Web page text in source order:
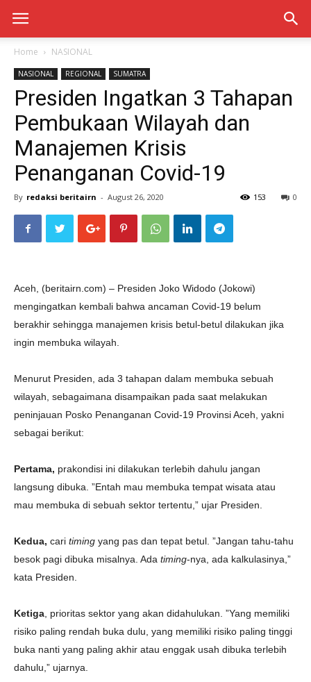
Home NASIONAL
NASIONAL REGIONAL SUMATRA
Presiden Ingatkan 3 Tahapan
Pembukaan Wilayah dan
Manajemen Krisis
Penanganan Covid-19
By redaksi beritairn - August 26, 2020 0
153
Aceh, (beritairn.com) – Presiden Joko Widodo (Jokowi)
mengingatkan kembali bahwa ancaman Covid-19 belum
berakhir sehingga manajemen krisis betul-betul dilakukan jika
ingin membuka wilayah.
Menurut Presiden, ada 3 tahapan dalam membuka sebuah
wilayah, sebagaimana disampaikan pada saat melakukan
peninjauan Posko Penanganan Covid-19 Provinsi Aceh, yakni
sebagai berikut:
Pertama, prakondisi ini dilakukan terlebih dahulu jangan
langsung dibuka. ”Entah mau membuka tempat wisata atau
mau membuka di sebuah sektor tertentu,” ujar Presiden.
Kedua, cari timing yang pas dan tepat betul. ”Jangan tahu-tahu
besok pagi dibuka misalnya. Ada timing-nya, ada kalkulasinya,”
kata Presiden.
Ketiga , prioritas sektor yang akan didahulukan. ”Yang memiliki
risiko paling rendah buka dulu, yang memiliki risiko paling tinggi
buka nanti yang paling akhir atau enggak usah dibuka terlebih
dahulu,” ujarnya.